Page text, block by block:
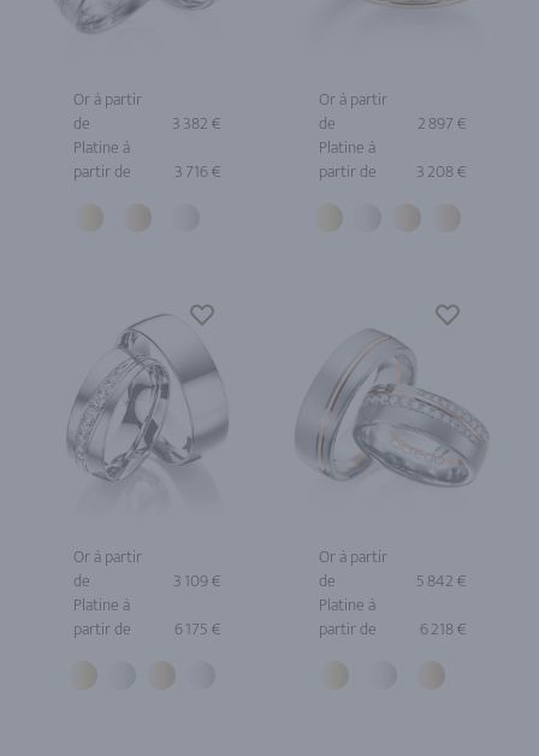
Or à partir
de
3 382 €
Platine à
partir de
3 716 €
Or à partir
de
2 897 €
Platine à
partir de
3 208 €
Or à partir
de
3 109 €
Platine à
partir de
6 175 €
Or à partir
de
5 842 €
Platine à
partir de
6 218 €